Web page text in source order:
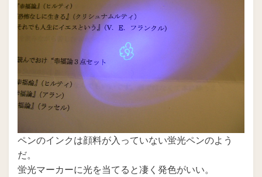
ペンのインクは顔料が入っていない蛍光ペンのよう
だ。
蛍光マーカーに光を当てると凄く発色がいい。